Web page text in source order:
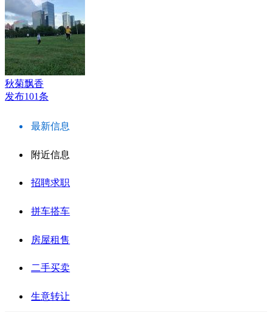
秋菊飘香
发布101条
最新信息
附近信息
招聘求职
拼车搭车
房屋租售
二手买卖
生意转让